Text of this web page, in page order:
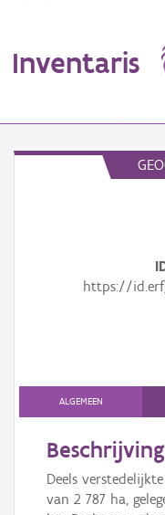
Inventaris
Persoon of collectief
Downloads
Hergebruik
https://
ALGEMEEN
Beschrijving
Deels
van 2 787 ha,